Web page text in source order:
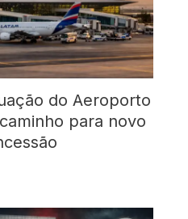
do Aeroporto
para novo